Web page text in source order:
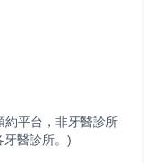
約平台，非牙醫診所
牙醫診所。)